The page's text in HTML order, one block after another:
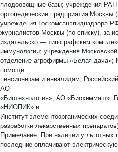
плодоовощные базы; учреждения РАН
ортопедические предприятия Москвы
учреждения Госкомсанэпиднадзора
журналистов Москвы (по списку), за
издательско — типографским
иммунологии; учреждения
отделение агрофирмы «Белая дача»;
помощи
пенсионерам и инвалидам;
АО
«Биотехнология», АО «Биохиммаш»;
«НИОПИК» и
Институт элементоорганических
разработки лекарственных
Примечание. При наличии у льготных
последние оплачивают